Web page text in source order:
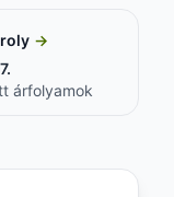
→
árfolyamok